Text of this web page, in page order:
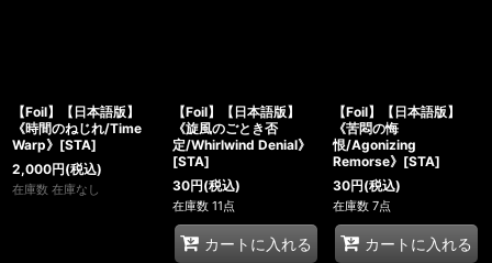
【Foil】【日本語版】
《時間のねじれ/Time
Warp》[STA]
2,000円(税込)
在庫数 在庫なし
【Foil】【日本語版】
《旋風のごとき否
定/Whirlwind Denial》
[STA]
30円(税込)
在庫数 11点
カートに入れる
【Foil】【日本語版】
《苦悶の悔
恨/Agonizing
Remorse》[STA]
30円(税込)
在庫数 7点
カートに入れる